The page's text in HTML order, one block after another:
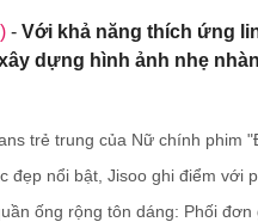
- Với khả năng thích ứng
dựng hình ảnh nhẹ
trẻ trung của Nữ chính phim
đẹp nổi bật, Jisoo ghi điểm với
ống rộng tôn dáng: Phối